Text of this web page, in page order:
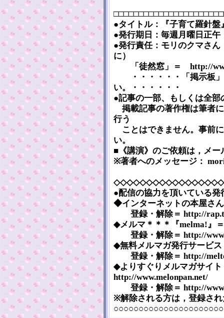
●タイトル：『子育て羅針盤
●発行期日：毎週月曜日正午
●発行責任：モリのクマさ
に）
「徒然窓」＝ http://
・・・・・・「掲示板」
い。・・・・・・
●記事の一部、もしくは全
掲載記事の著作権は筆者
行う
ことはできません。事前
い。
■《講演》のご依頼は，メ
※著者へのメッセージ：
●配信の協力を頂いている発
◆インターネットの本屋さ
登録・解除＝ http://
◆メルマ＊＊＊『melma!』
登録・解除＝ http://
◆無料メルマガ発行サービ
登録・解除＝ http://
◆よりすぐりメルマガサイ
http://www.melonpan.net/
登録・解除＝ http://
※解除される方は，登録さ